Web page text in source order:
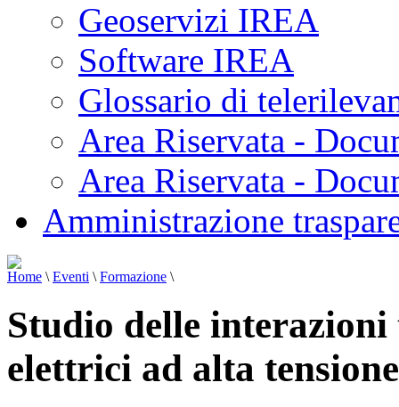
Geoservizi IREA
Software IREA
Glossario di
Area Riservata -
Area Riservata -
Amministrazione
Home \ Eventi \ Formazione \
Studio delle
elettrici ad alta tensione